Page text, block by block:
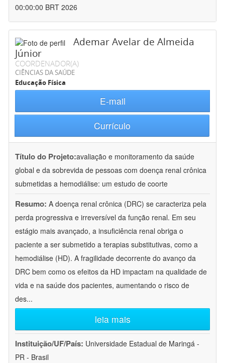
00:00:00 BRT 2026
Ademar Avelar de Almeida
Júnior
COORDENADOR(A)
CIÊNCIAS DA SAÚDE
Educação Física
E-mail
Currículo
Título do Projeto:avaliação e monitoramento da saúde
global e da sobrevida de pessoas com doença renal crônica
submetidas a hemodiálise: um estudo de coorte
Resumo: A doença renal crônica (DRC) se caracteriza pela
perda progressiva e irreversível da função renal. Em seu
estágio mais avançado, a insuficiência renal obriga o
paciente a ser submetido a terapias substitutivas, como a
hemodiálise (HD). A fragilidade decorrente do avanço da
DRC bem como os efeitos da HD impactam na qualidade de
vida e na saúde dos pacientes, aumentando o risco de
des...
leia mais
Instituição/UF/País: Universidade Estadual de Maringá -
PR - Brasil